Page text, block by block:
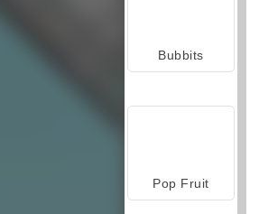
Bubbits
Pop Fruit